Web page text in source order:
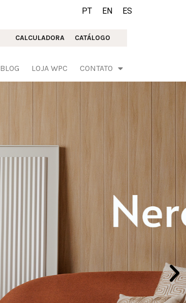
PT EN ES
CALCULADORA CATÁLOGO
BLOG LOJA WPC CONTATO